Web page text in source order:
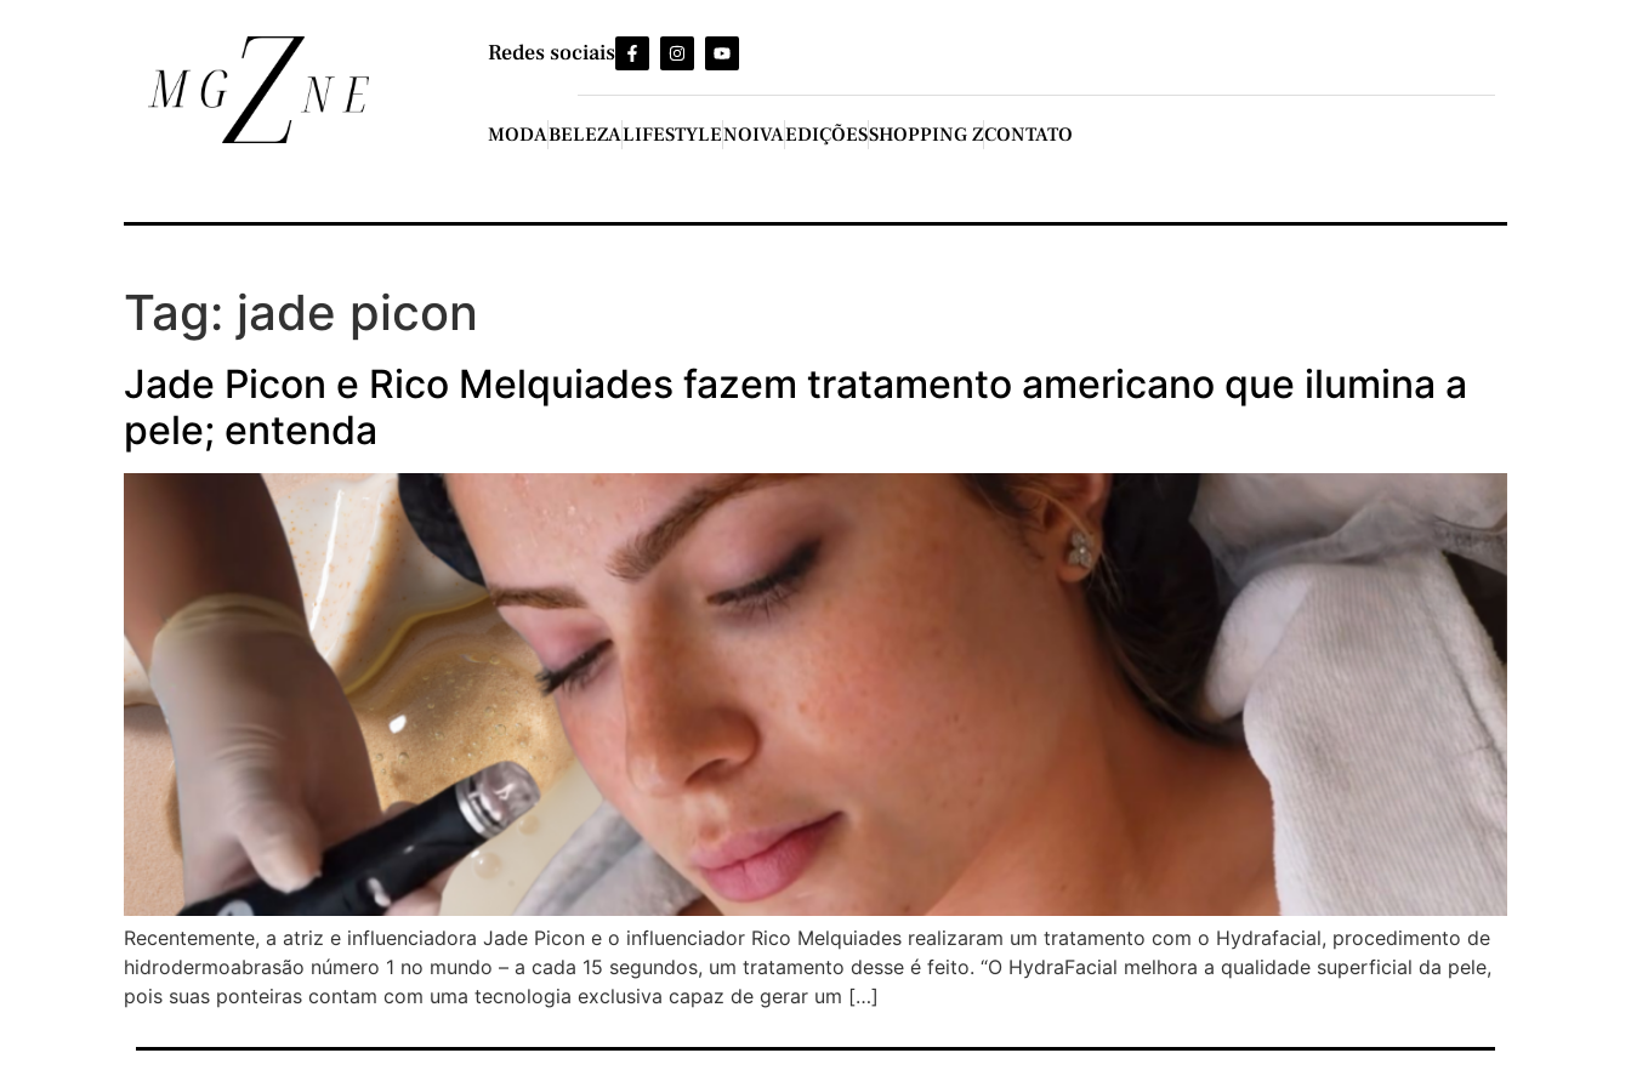
Redes sociais
MODABELEZALIFESTYLENOIVAEDIÇÕESSHOPPING ZCONTATO
Tag: jade picon
Jade Picon e Rico Melquiades fazem tratamento americano que ilumina a
pele; entenda
Recentemente, a atriz e influenciadora Jade Picon e o influenciador Rico Melquiades realizaram um tratamento com o Hydrafacial, procedimento de
hidrodermoabrasão número 1 no mundo – a cada 15 segundos, um tratamento desse é feito. “O HydraFacial melhora a qualidade superficial da pele,
pois suas ponteiras contam com uma tecnologia exclusiva capaz de gerar um […]